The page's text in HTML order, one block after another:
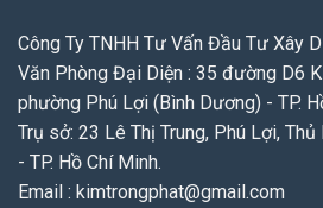
Công Ty TNHH Tư Vấn Đầu Tư Xây
Văn Phòng Đại Diện : 35 đường D6
phường Phú Lợi (Bình Dương) - TP.
Trụ sở: 23 Lê Thị Trung, Phú Lợi,
- TP. Hồ Chí Minh.
Email : kimtrongphat@gmail.com